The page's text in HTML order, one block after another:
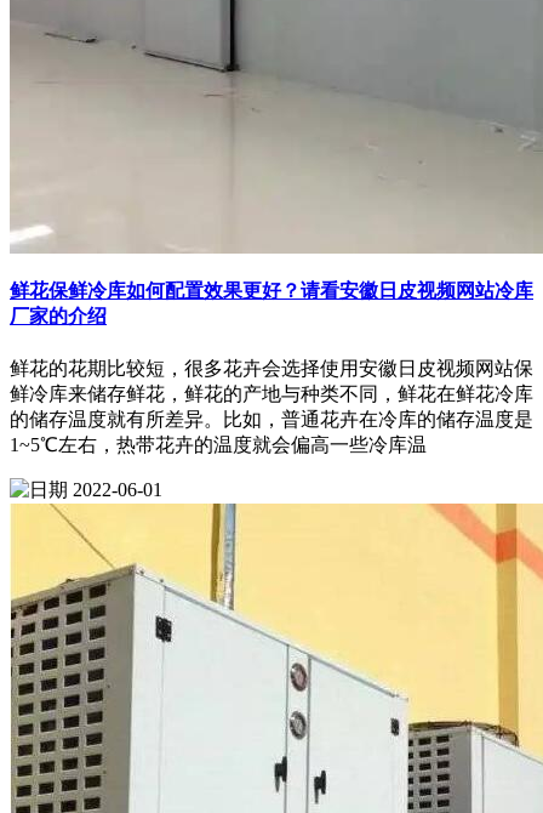
鲜花保鲜冷库如何配置效果更好？请看安徽日皮视频网站冷库
厂家的介绍
鲜花的花期比较短，很多花卉会选择使用安徽日皮视频网站保
鲜冷库来储存鲜花，鲜花的产地与种类不同，鲜花在鲜花冷库
的储存温度就有所差异。比如，普通花卉在冷库的储存温度是
1~5℃左右，热带花卉的温度就会偏高一些冷库温
2022-06-01